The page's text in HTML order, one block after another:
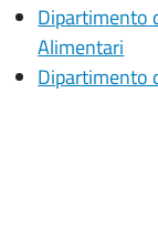
Dipartimento
Alimentari
Dipartimento